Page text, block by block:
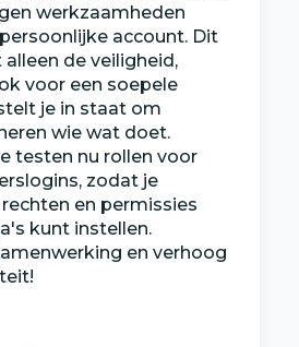
werkzaamheden
account. Dit
de veiligheid,
voor een soepele
je in staat om
wie wat doet.
testen nu rollen voor
zodat je
en permissies
kunt instellen.
en verhoog